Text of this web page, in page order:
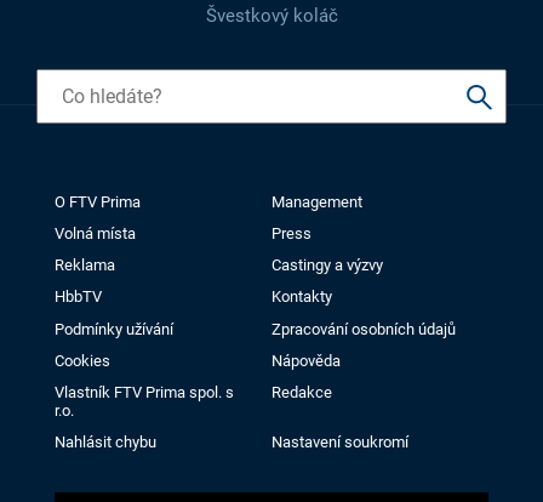
Švestkový koláč
O FTV Prima
Management
Volná místa
Press
Reklama
Castingy a výzvy
HbbTV
Kontakty
Podmínky užívání
Zpracování osobních údajů
Cookies
Nápověda
Vlastník FTV Prima spol. s
r.o.
Redakce
Nahlásit chybu Nastavení soukromí